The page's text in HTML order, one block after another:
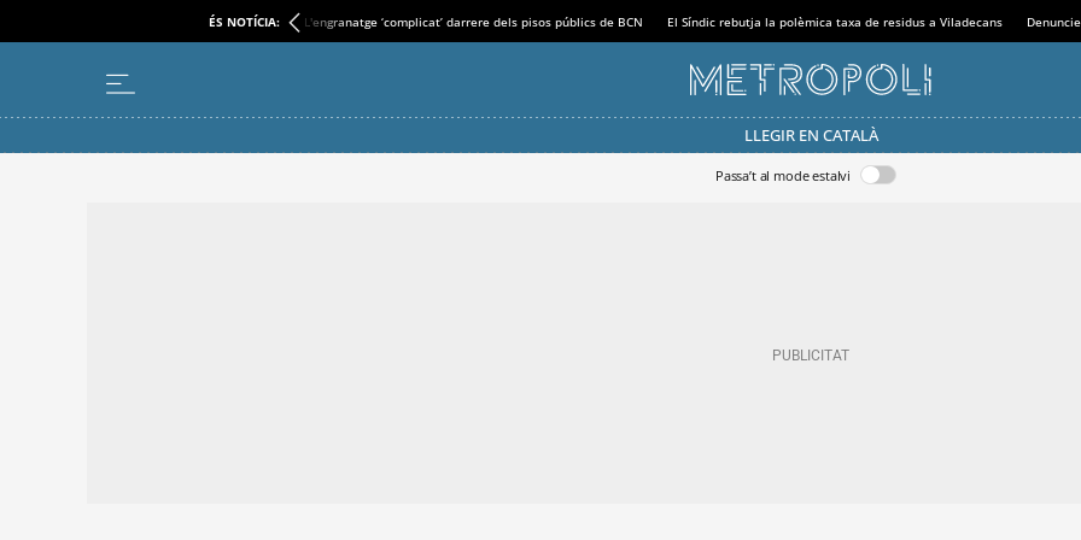
ÉS NOTÍCIA: L'engranatge ‘complicat’ darrere dels pisos públics de BCN El Síndic rebutja la polèmica taxa de residus a Viladecans
LLEGIR EN CATALÀ
Passa’t al mode estalvi